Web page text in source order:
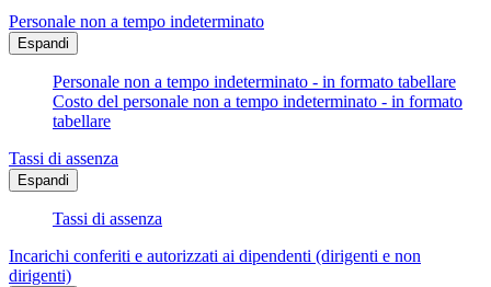
Personale non a tempo indeterminato
Espandi
Personale non a tempo indeterminato - in formato tabellare
Costo del personale non a tempo indeterminato - in formato
tabellare
Tassi di assenza
Espandi
Tassi di assenza
Incarichi conferiti e autorizzati ai dipendenti (dirigenti e non
dirigenti)